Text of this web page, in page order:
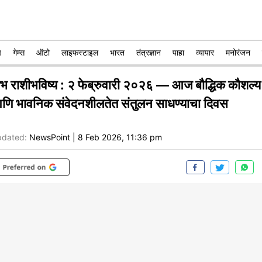
गेम्स ऑटो लाइफस्टाइल भारत तंत्रज्ञान पाहा व्यापार मनोरंजन
राशीभविष्य : २ फेब्रुवारी २०२६ — आज बौद्धिक कौशल्य
भावनिक संवेदनशीलतेत संतुलन साधण्याचा दिवस
NewsPoint 8 Feb 2026, 11:36 pm